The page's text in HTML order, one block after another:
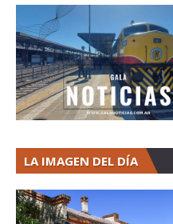
LA IMAGEN DEL DÍA